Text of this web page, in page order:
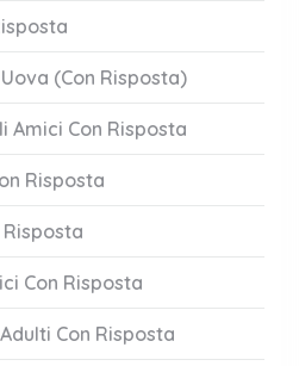
(Con Risposta)
Amici Con Risposta
Risposta
Con Risposta
Con Risposta